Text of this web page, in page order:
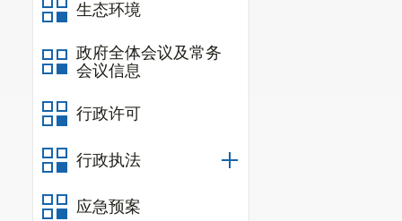
生态环境
政府全体会议及常务
会议信息
行政许可
行政执法
应急预案